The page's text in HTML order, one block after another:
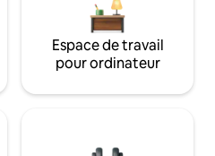
Espace de travail
pour ordinateur